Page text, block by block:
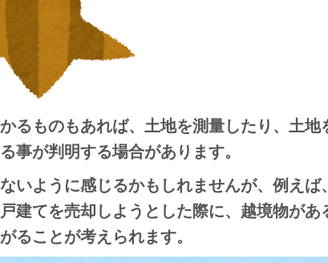
るものもあれば、土地を測量したり、土地
事が判明する場合があります。
いように感じるかもしれませんが、例えば
建てを売却しようとした際に、越境物があ
ることが考えられます。